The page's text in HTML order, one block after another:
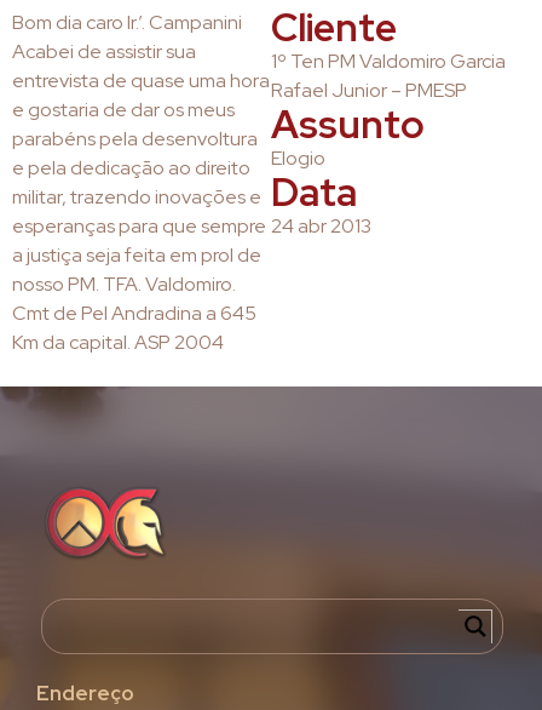
Bom dia caro Ir.’. Campanini
Acabei de assistir sua
entrevista de quase uma hora
e gostaria de dar os meus
parabéns pela desenvoltura
e pela dedicação ao direito
militar, trazendo inovações e
esperanças para que sempre
a justiça seja feita em prol de
nosso PM. TFA. Valdomiro.
Cmt de Pel Andradina a 645
Km da capital. ASP 2004
Cliente
1º Ten PM Valdomiro Garcia
Rafael Junior – PMESP
Assunto
Elogio
Data
24 abr 2013
Endereço